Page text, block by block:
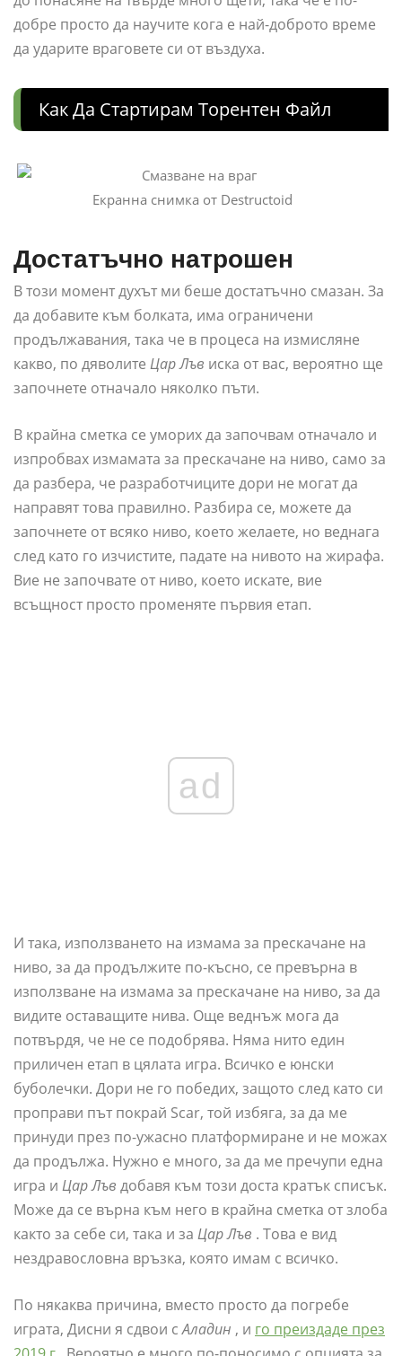
добре просто да научите кога е най-доброто време
да ударите враговете си от въздуха.
Как Да Стартирам Торентен Файл
Екранна снимка от Destructoid
Достатъчно натрошен
В този момент духът ми беше достатъчно смазан. За
да добавите към болката, има ограничени
продължавания, така че в процеса на измисляне
какво, по дяволите Цар Лъв иска от вас, вероятно ще
започнете отначало няколко пъти.
В крайна сметка се уморих да започвам отначало и
изпробвах измамата за прескачане на ниво, само за
да разбера, че разработчиците дори не могат да
направят това правилно. Разбира се, можете да
започнете от всяко ниво, което желаете, но веднага
след като го изчистите, падате на нивото на жирафа.
Вие не започвате от ниво, което искате, вие
всъщност просто променяте първия етап.
ad
И така, използването на измама за прескачане на
ниво, за да продължите по-късно, се превърна в
използване на измама за прескачане на ниво, за да
видите оставащите нива. Още веднъж мога да
потвърдя, че не се подобрява. Няма нито един
приличен етап в цялата игра. Всичко е юнски
буболечки. Дори не го победих, защото след като си
проправи път покрай Scar, той избяга, за да ме
принуди през по-ужасно платформиране и не можах
да продължа. Нужно е много, за да ме пречупи една
игра и Цар Лъв добавя към този доста кратък списък.
Може да се върна към него в крайна сметка от злоба
както за себе си, така и за Цар Лъв . Това е вид
нездравословна връзка, която имам с всичко.
По някаква причина, вместо просто да погребе
играта, Дисни я сдвои сАладин , и го преиздаде през